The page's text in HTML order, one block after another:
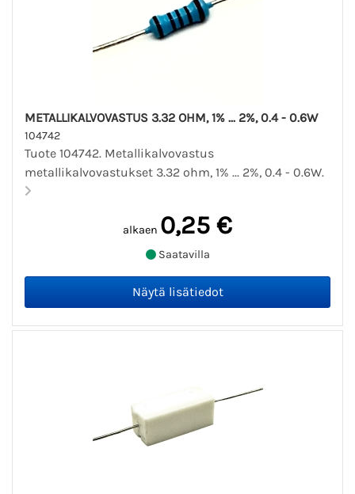
METALLIKALVOVASTUS 3.32 OHM, 1% ... 2%, 0.4 - 0.6W
104742
Tuote 104742. Metallikalvovastus
metallikalvovastukset 3.32 ohm, 1% ... 2%, 0.4 - 0.6W.
alkaen 0,25 €
Saatavilla